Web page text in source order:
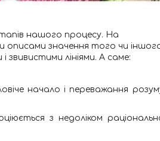
нашого процесу. На
описами значення того чи
звивистими лініями. А саме:
начало і переважання
з недоліком